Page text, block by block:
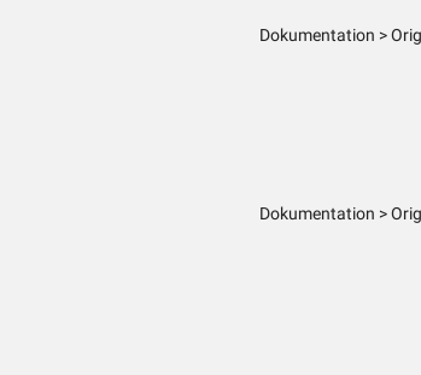
Dokumentation >
Dokumentation >